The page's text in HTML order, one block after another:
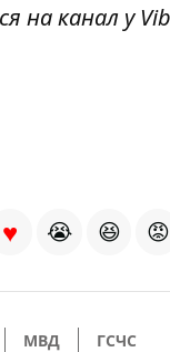
на канал у
♥ 😭 😆 😡
МВД ГСЧС